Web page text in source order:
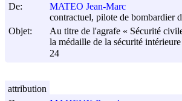
De:
MATEO Jean-Marc
contractuel, pilote de bombardier
Objet:
Au titre de l'agrafe « Sécurité
la médaille de la sécurité intérieure
24
attribution